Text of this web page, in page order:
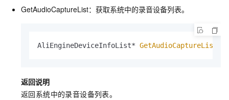
GetAudioCaptureList：获取系统中的录音设备列表。
AliEngineDeviceInfoList* GetAudioCaptureList
返回说明
返回系统中的录音设备列表。